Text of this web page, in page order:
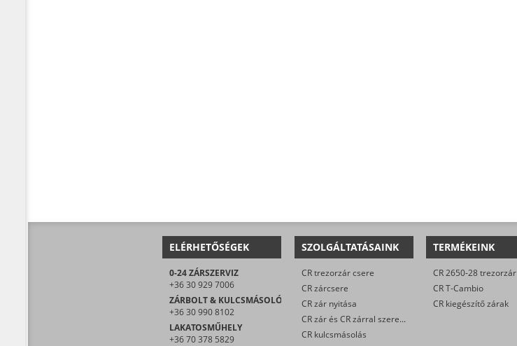
ELÉRHETŐSÉGEK
0-24 ZÁRSZERVIZ
+36 30 929 7006
ZÁRBOLT & KULCSMÁSOLÓ
+36 30 990 8102
LAKATOSMŰHELY
+36 70 378 5829
SZOLGÁLTATÁSAINK
CR trezorzár csere
CR zárcsere
CR zár nyitása
CR zár és CR zárral szerelt biztonsági ajtó javítása
CR kulcsmásolás
TERMÉKEINK
CR 2650-28 trezorzár
CR T-Cambio
CR kiegészítő zárak